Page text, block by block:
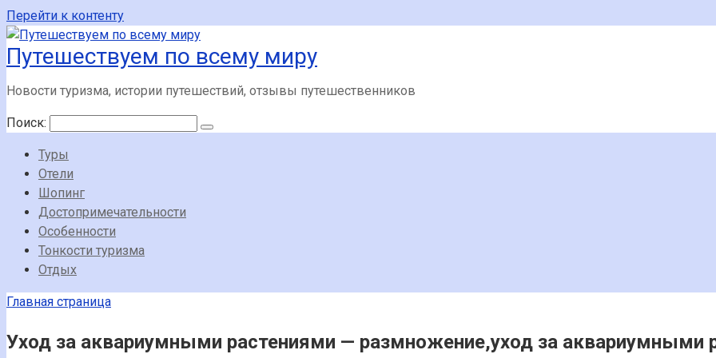
Перейти к контенту
Путешествуем по всему миру
Новости туризма, истории путешествий, отзывы путешественников
Поиск:
Туры
Отели
Шопинг
Достопримечательности
Особенности
Тонкости туризма
Отдых
Главная страница
Уход за аквариумными растениями — размножение,уход за аквариумными